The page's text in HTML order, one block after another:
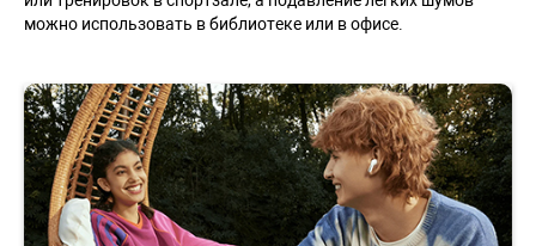
можно использовать в библиотеке или в офисе.